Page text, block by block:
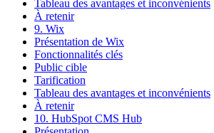
Tableau des avantages et inconvénients
À retenir
9. Wix
Présentation de Wix
Fonctionnalités clés
Public cible
Tarification
Tableau des avantages et inconvénients
À retenir
10. HubSpot CMS Hub